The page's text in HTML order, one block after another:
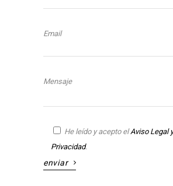
Email
Mensaje
He leído y acepto elAviso Legal
Privacidad.
enviar